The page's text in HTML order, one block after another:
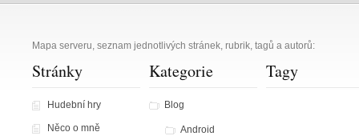
Mapa serveru, seznam jednotlivých stránek, rubrik, tagů a autorů:
Stránky
Hudební hry
Něco o mně
Kategorie
Blog
Android
Tagy